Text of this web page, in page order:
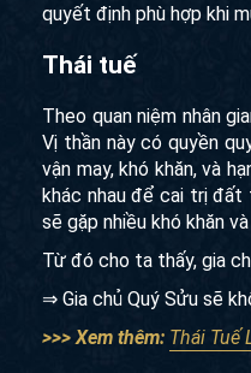
quyết định phù hợp khi
Thái tuế
Theo quan niệm nhân
Vị thần này có quyền
vận may, khó khăn, và
khác nhau để cai trị đất
sẽ gặp nhiều khó khăn
Từ đó cho ta thấy, gia
⇒ Gia chủ Quý Sửu sẽ
>>> Xem thêm: Thái Tuế